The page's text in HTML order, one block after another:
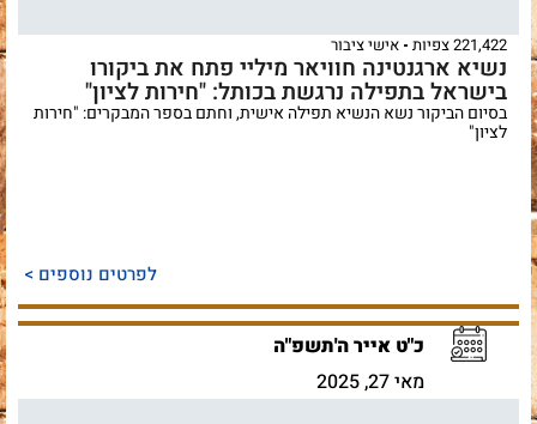
221,422 צפיות אישי ציבור
נשיא ארגנטינה חוויאר מיליי פתח את ביקורו
בישראל בתפילה נרגשת בכותל: "חירות לציון"
בסיום הביקור נשא הנשיא תפילה אישית, וחתם בספר המבקרים: "חירות
לציון"
לפרטים נוספים >
כ"ט אייר ה'תשפ"ה
מאי 27, 2025